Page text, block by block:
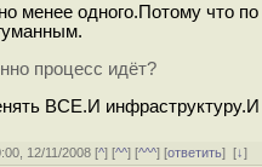
менее одного.Потому что по
процесс идёт?
ВСЕ.И инфраструктуру.И
12/11/2008 [^] [^^] [^^^] [ответить][↓]